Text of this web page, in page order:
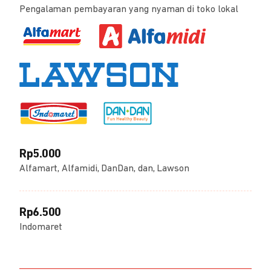
Pengalaman pembayaran yang nyaman di toko lokal
Rp5.000
Alfamart, Alfamidi, DanDan, dan, Lawson
Rp6.500
Indomaret